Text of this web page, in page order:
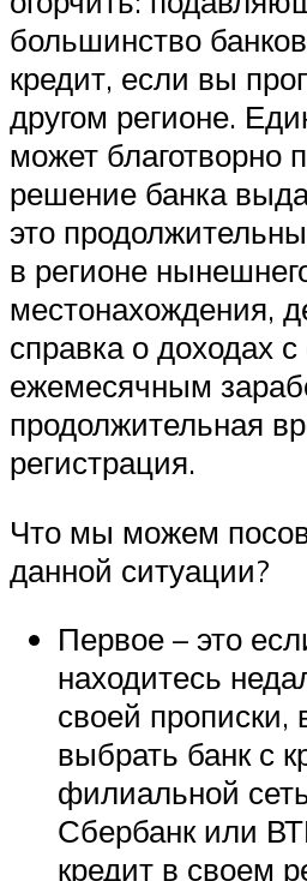
большинство
кредит, если вы
другом регионе.
может благотворно
решение банка
это
в регионе
местонахождения,
справка о доходах
ежемесячным
продолжительная
регистрация.
Что мы можем
данной ситуации?
Первое – это
находитесь
своей
выбрать банк с
филиальной
Сбербанк или
кредит в своем